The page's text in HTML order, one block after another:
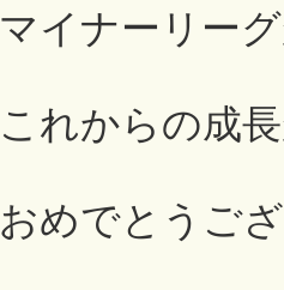
マイナーリー
これからの成
おめでとうご